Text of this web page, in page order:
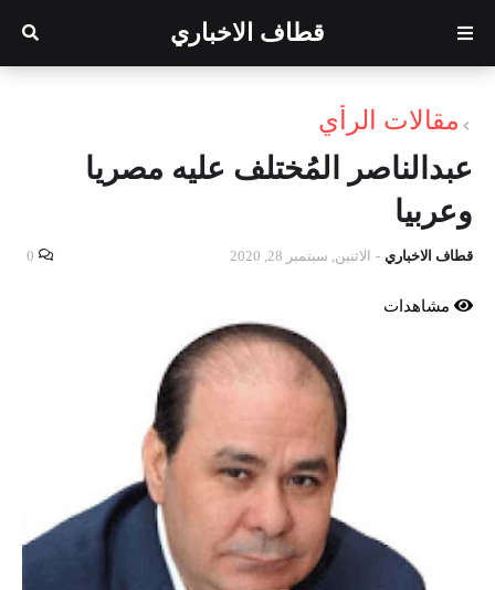
قطاف الاخباري
مقالات الرأي
عبدالناصر المُختلف عليه مصريا
وعربيا
قطاف الاخباري - الاثنين, سبتمبر 28, 2020 0
مشاهدات